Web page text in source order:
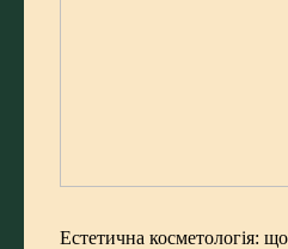
Естетична косметологія: